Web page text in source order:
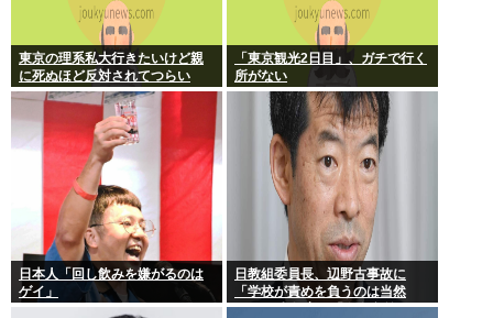
東京の理系私大行きたいけど親
に死ぬほど反対されてつらい
「東京観光2日目」、ガチで行く
所がない
日本人「回し飲みを嫌がるのは
ゲイ」
日教組委員長、辺野古事故に
「学校が責めを負うのは当然
だ」 平和教育は「存在意義」